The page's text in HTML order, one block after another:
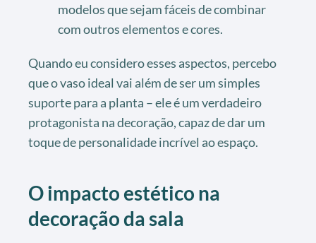
modelos que sejam fáceis de combinar
com outros elementos e cores.
Quando eu considero esses aspectos, percebo
que o vaso ideal vai além de ser um simples
suporte para a planta – ele é um verdadeiro
protagonista na decoração, capaz de dar um
toque de personalidade incrível ao espaço.
O impacto estético na
decoração da sala